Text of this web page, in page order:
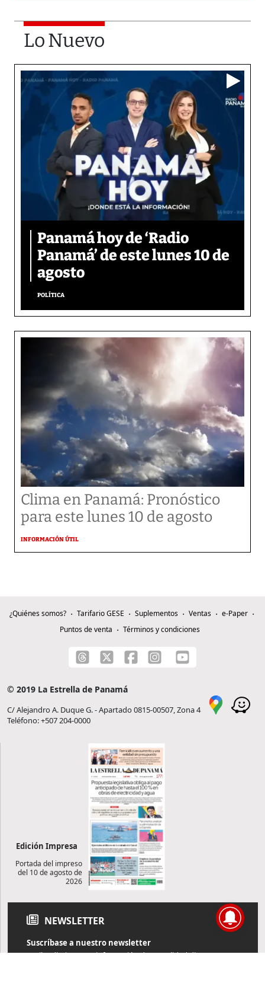
Lo Nuevo
Panamá hoy de ‘Radio
Panamá’ de este lunes 10 de
agosto
POLÍTICA
Clima en Panamá: Pronóstico
para este lunes 10 de agosto
INFORMACIÓN ÚTIL
¿Quiénes somos? Tarifario GESE Suplementos Ventas
e-Paper
Puntos de venta
Términos y condiciones
© 2019 La Estrella de Panamá
C/ Alejandro A. Duque G. - Apartado 0815-00507, Zona 4
Teléfono: +507 204-0000
Edición Impresa
Portada del impreso
del 10 de agosto de
2026
NEWSLETTER
Suscríbase a nuestro newsletter
Reciba diariamente información de actualidad directamente en